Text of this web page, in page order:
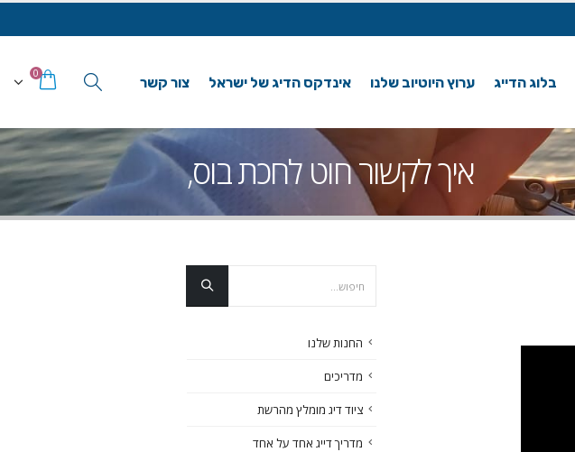
בלוג הדייג ערוץ היוטיוב שלנו אינדקס הדיג של ישראל צור קשר
0
איך לקשור חוט לחכת בוס,
החנות שלנו
מדריכים
ציוד דיג מומלץ מהרשת
מדריך דייג אחד על אחד